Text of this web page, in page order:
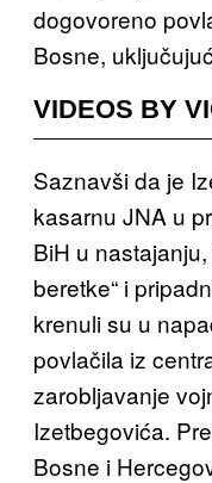
dogovoreno
Bosne,
VIDEOS BY
Saznavši da je
kasarnu JNA u
BiH u
beretke“ i
krenuli su u
povlačila iz
zarobljavanje
Izetbegovića.
Bosne i